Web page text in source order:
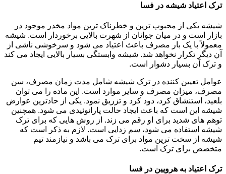
ترک اعتیاد شیشه در فسا
شیشه یکی از محبوب ترین و خطرناک ترین مواد مخدر موجود در
بازار است و در میان جوانان از شهرت بالایی برخوردار است. شیشه
معمولاً با یک بار مصرف باعث اعتیاد می شود و سرخوشی ناشی از
آن دیگر تکرار نخواهد شد. شیشه وابستگی بسیار بالایی ایجاد می کند
و ترک آن بسیار دشوار است.
عوامل تعیین کننده در ترک شیشه شامل مدت زمان مصرف، سن
مصرف، میزان مصرف و سایر موارد است. این ماده را می توان
بلعید، استنشاق کرد، دود کرد و تزریق نمود. یکی از حادترین عوارض
شیشه این است که باعث ایجاد حالت پارانوئیدی می شود. همچنین
توهم های شدید برای او رقم می زند. از روش هایی که برای ترک
شیشه استفاده می شود، سم زدایی است. لازم به ذکر است که
شیشه از سخت ترین مواد برای ترک می باشد و نیازمند تیم
متخصص برای ترک است.
ترک اعتیاد به هرویین در فسا